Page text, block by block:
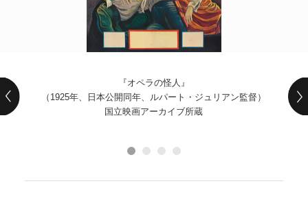
『オペラの怪人』
（1925年、日本公開同年、ルパート・ジュリアン監督）
国立映画アーカイブ所蔵